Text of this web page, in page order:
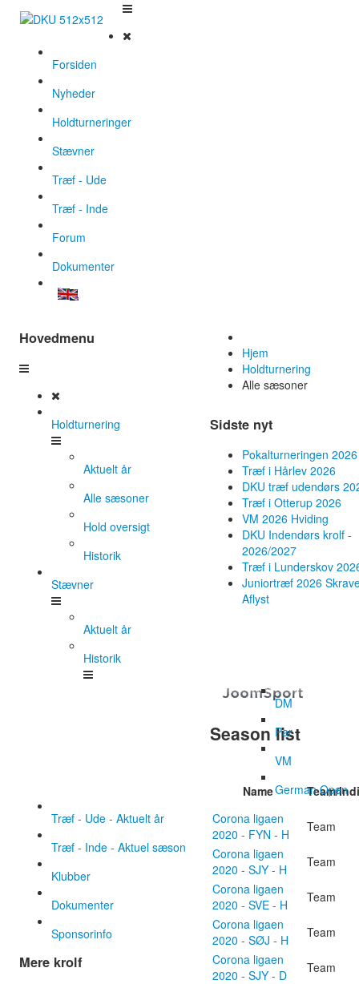
Forsiden
Nyheder
Holdturneringer
Stævner
Træf - Ude
Træf - Inde
Forum
Dokumenter
Hjem
Holdturnering
Alle sæsoner
Sidste nyt
Pokalturneringen 2026
Træf i Hårlev 2026
DKU træf udendørs
Træf i Otterup 2026
VM 2026 Hviding
DKU Indendørs krolf -
2026/2027
Træf i Lunderskov
Juniortræf 2026
Aflyst
Season list
Name
Team/
Corona ligaen
2020 - FYN - H
Team
Corona ligaen
2020 - SJY - H
Team
Corona ligaen
2020 - SVE - H
Team
Corona ligaen
2020 - SØJ - H
Team
Corona ligaen
2020 - SJY - D
Team
Hovedmenu
Holdturnering
Aktuelt år
Alle sæsoner
Hold oversigt
Historik
Stævner
Aktuelt år
Historik
DM
Par
VM
German Open
Træf - Ude - Aktuelt år
Træf - Inde - Aktuel sæson
Klubber
Dokumenter
Sponsorinfo
Mere krolf